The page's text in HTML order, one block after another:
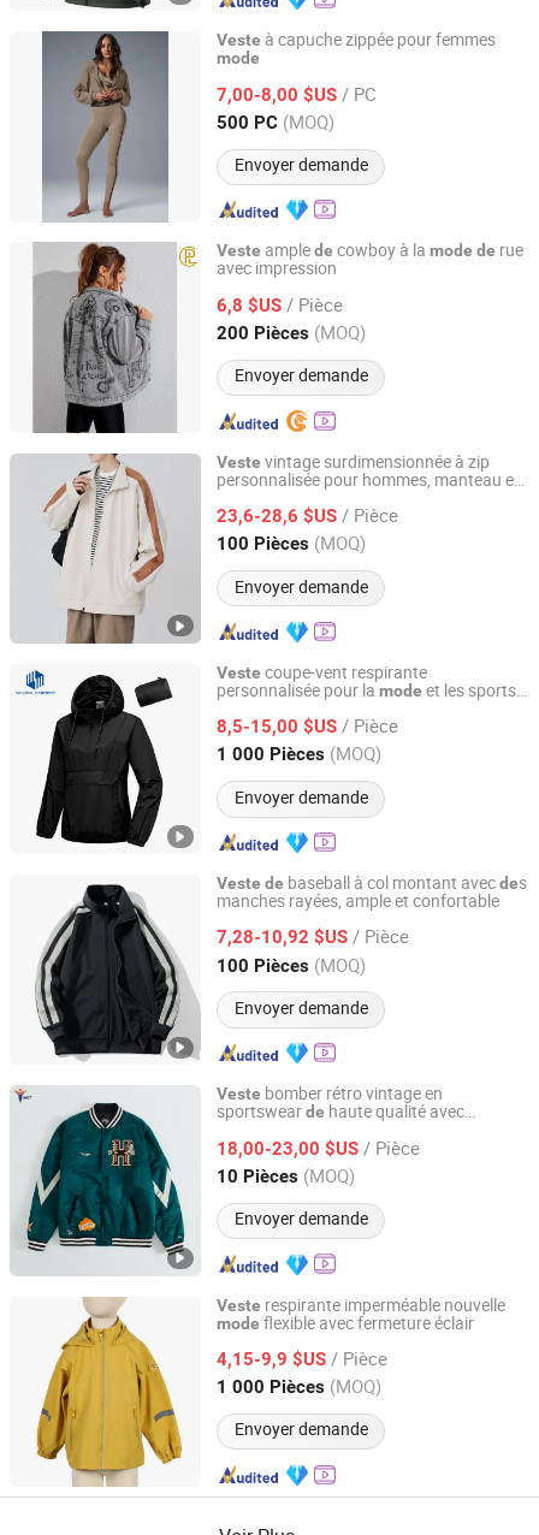
Veste à capuche zippée pour femmes
mode
7,00-8,00 $US / PC
500 PC (MOQ)
Envoyer demande
Xiamen Arcadia-Sport Trading Co., Ltd.
Fujian, China Depuis 2022
Veste amplede cowboy à la mode de rue
avec impression
6,8 $US / Pièce
200 Pièces (MOQ)
Envoyer demande
Guangzhou Mingyao Garment Co., Ltd.
Guangdong, China Depuis 2016
Veste vintage surdimensionnée à zip
personnalisée pour hommes, manteau en
23,6-28,6 $US / Pièce
100 Pièces (MOQ)
Envoyer demande
Guangzhou City Basic Clothing Co.,Ltd
Guangdong, China Depuis 2022
Veste coupe-vent respirante
personnalisée pour la mode et les sports
8,5-15,00 $US / Pièce
1 000 Pièces (MOQ)
Envoyer demande
Jiangxi Saloong Garment Co., Ltd
Jiangxi, China Depuis 2024
Veste de baseball à col montant avecdes
manches rayées, ample et confortable
7,28-10,92 $US / Pièce
100 Pièces (MOQ)
Envoyer demande
Guangzhou Yuchen Clothing Co., Ltd
Guangdong, China Depuis 2023
Veste bomber rétro vintage en
sportswearde haute qualité avec
pression et poches latérales pour l'hiver
18,00-23,00 $US / Pièce
10 Pièces (MOQ)
Envoyer demande
Guangzhou Inly Sporting Goods Co., Ltd.
Guangdong, China Depuis 2022
Veste respirante imperméable nouvelle
mode flexible avec fermeture éclair
4,15-9,9 $US / Pièce
1 000 Pièces (MOQ)
Envoyer demande
Heze Aiyide Clothing Co., Ltd.
Shandong, China Depuis 2025